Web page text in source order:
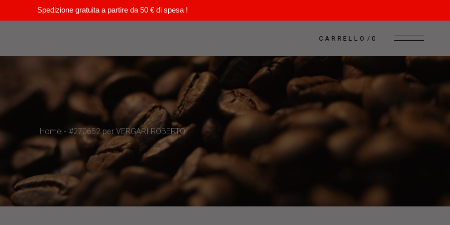
Spedizione gratuita a partire da 50 € di spesa !
CARRELLO 0
Home #270652 per VERGARI ROBERTO